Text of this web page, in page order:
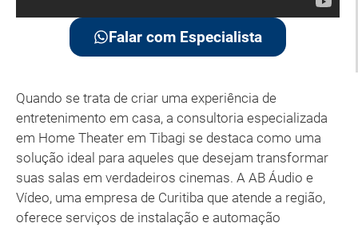
Falar com Especialista
Quando se trata de criar uma experiência de
entretenimento em casa, a consultoria especializada
em Home Theater em Tibagi se destaca como uma
solução ideal para aqueles que desejam transformar
suas salas em verdadeiros cinemas. A AB Áudio e
Vídeo, uma empresa de Curitiba que atende a região,
oferece serviços de instalação e automação